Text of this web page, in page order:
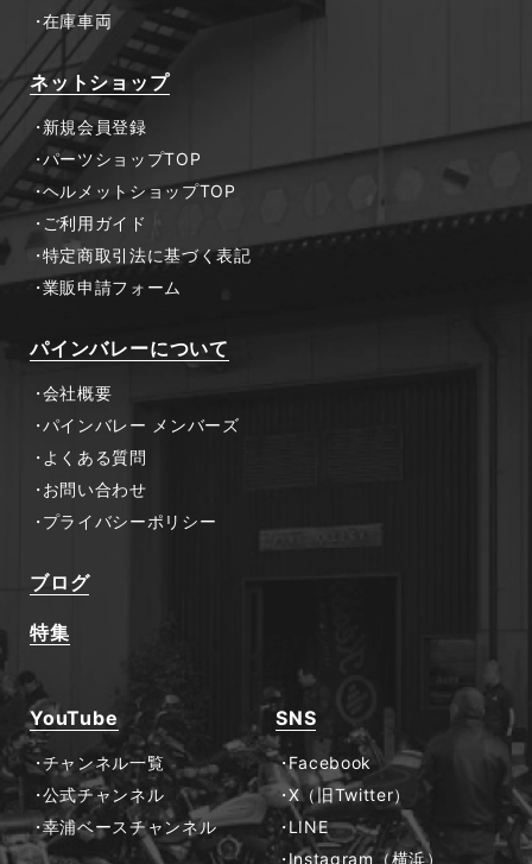
在庫車両
ネットショップ
新規会員登録
パーツショップTOP
ヘルメットショップTOP
ご利用ガイド
特定商取引法に基づく表記
業販申請フォーム
パインバレーについて
会社概要
パインバレー メンバーズ
よくある質問
お問い合わせ
プライバシーポリシー
ブログ
特集
YouTube
チャンネル一覧
公式チャンネル
幸浦ベースチャンネル
SNS
Facebook
X（旧Twitter）
LINE
Instagram（横浜）